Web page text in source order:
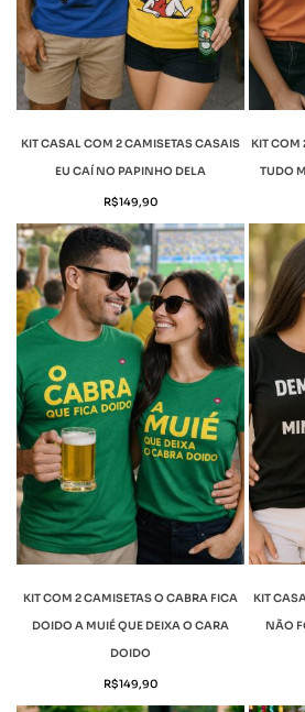
KIT CASAL COM 2 CAMISETAS CASAIS
EU CAÍ NO PAPINHO DELA
R$149,90
KIT COM
TUDO
KIT COM 2 CAMISETAS O CABRA FICA
DOIDO A MUIÉ QUE DEIXA O CARA
DOIDO
R$149,90
KIT
NÃO